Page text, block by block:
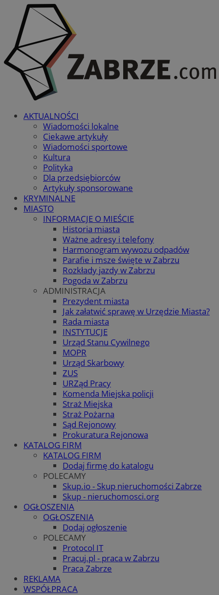
AKTUALNOŚCI
Wiadomości lokalne
Ciekawe artykuły
Wiadomości sportowe
Kultura
Polityka
Dla przedsiębiorców
Artykuły sponsorowane
KRYMINALNE
MIASTO
INFORMACJE O MIEŚCIE
Historia miasta
Ważne adresy i telefony
Harmonogram wywozu odpadów
Parafie i msze święte w Zabrzu
Rozkłady jazdy w Zabrzu
Pogoda w Zabrzu
ADMINISTRACJA
Prezydent miasta
Jak załatwić sprawę w Urzędzie Miasta?
Rada miasta
INSTYTUCJE
Urząd Stanu Cywilnego
MOPR
Urząd Skarbowy
ZUS
URZąd Pracy
Komenda Miejska policji
Straż Miejska
Straż Pożarna
Sąd Rejonowy
Prokuratura Rejonowa
KATALOG FIRM
KATALOG FIRM
Dodaj firmę do katalogu
POLECAMY
Skup.io - Skup nieruchomości Zabrze
Skup - nieruchomosci.org
OGŁOSZENIA
OGŁOSZENIA
Dodaj ogłoszenie
POLECAMY
Protocol IT
Pracuj.pl - praca w Zabrzu
Praca Zabrze
REKLAMA
WSPÓŁPRACA